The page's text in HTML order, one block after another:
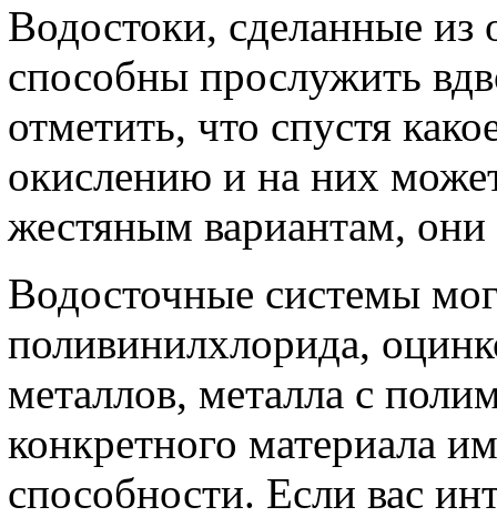
Водостоки, сделанные из
способны прослужить
отметить, что спустя
окислению и на них
жестяным вариантам,
Водосточные системы
поливинилхлорида,
металлов, металла с
конкретного материала
способности. Если вас